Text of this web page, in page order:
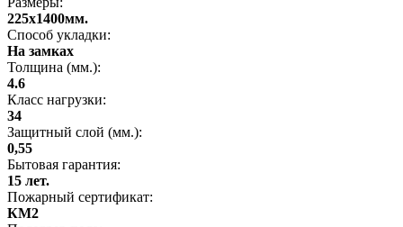
225x1400мм.
Способ укладки:
На замках
Толщина (мм.):
4.6
Класс нагрузки:
34
Защитный слой (мм.):
0,55
Бытовая гарантия:
15 лет.
Пожарный сертификат:
КМ2